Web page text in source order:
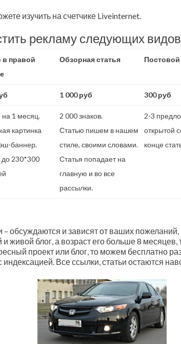
изучить на счетчике Liveinternet.
рекламу следующих
в правой
Обзорная статья Постовой
1 000 руб 300 руб
на 1 месяц.
картинка
баннер.
до 230*300
2 000 знаков.
Статью пишем в нашем
стиле, своими словами.
Статья попадает на
главную и во все
рассылки.
2-3
открытой
конце
обсуждаются и зависят от ваших
и живой блог, а возраст его больше 8
проект или блог, то можем бесплатно
Все ссылки, статьи остаются